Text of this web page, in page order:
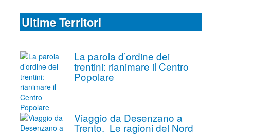
Ultime Territori
La parola d’ordine dei
trentini: rianimare il Centro
Popolare
Viaggio da Desenzano a
Trento. Le ragioni del Nord